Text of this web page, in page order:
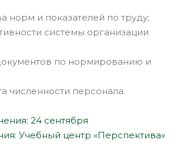
норм и показателей по труду;
системы организации
по нормированию и
численности персонала.
24 сентября
Учебный центр «Перспектива»